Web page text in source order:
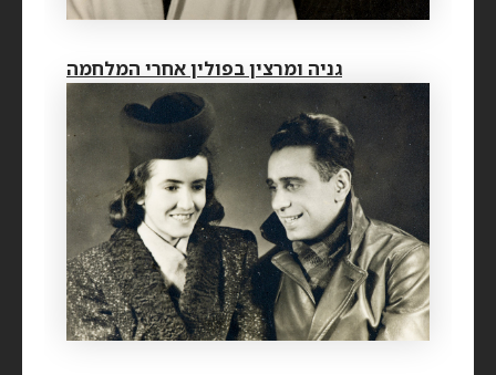
גניה ומרצין בפולין אחרי המלחמה